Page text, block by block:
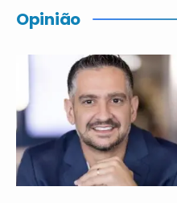
Opinião